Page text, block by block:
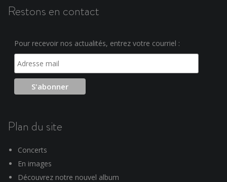
Restons en contact
Pour recevoir nos actualités, entrez votre courriel :
Plan du site
Concerts
En images
Découvrez notre nouvel album